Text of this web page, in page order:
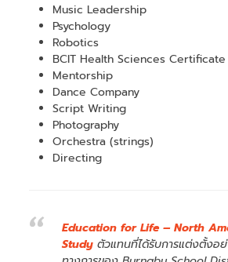
Music Leadership
Psychology
Robotics
BCIT Health Sciences Certificate
Mentorship
Dance Company
Script Writing
Photography
Orchestra (strings)
Directing
Education for Life – North
Studyตัวแทนที่ได้รับการแต่งตั้งอย่